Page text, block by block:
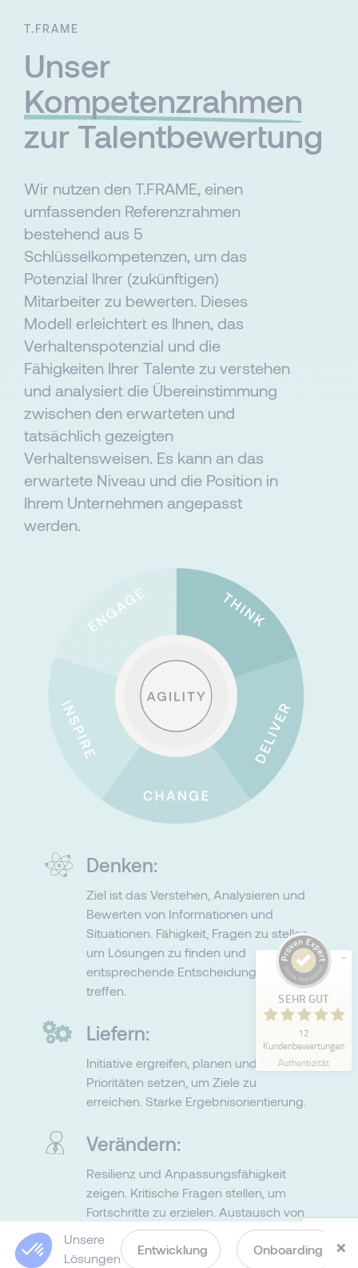
T.FRAME
Unser
Kompetenzrahmen
zur Talentbewertung
Wir nutzen den T.FRAME, einen
umfassenden Referenzrahmen
bestehend aus 5
Schlüsselkompetenzen, um das
Potenzial Ihrer (zukünftigen)
Mitarbeiter zu bewerten. Dieses
Modell erleichtert es Ihnen, das
Verhaltenspotenzial und die
Fähigkeiten Ihrer Talente zu verstehen
und analysiert die Übereinstimmung
zwischen den erwarteten und
tatsächlich gezeigten
Verhaltensweisen. Es kann an das
erwartete Niveau und die Position in
Ihrem Unternehmen angepasst
werden.
Denken:
Ziel ist das Verstehen, Analysieren und
Bewerten von Informationen und
Situationen. Fähigkeit, Fragen zu stellen,
um Lösungen zu finden und
entsprechende Entscheidungen zu
treffen.
Liefern:
Initiative ergreifen, planen und
Prioritäten setzen, um Ziele zu
erreichen. Starke Ergebnisorientierung.
Verändern:
Resilienz und Anpassungsfähigkeit
zeigen. Kritische Fragen stellen, um
Fortschritte zu erzielen. Austausch von
Ideen und Innovationen zur
Verbesserung der Arbeitsmethoden.
Unsere
Lösungen
Entwicklung Onboarding ×
SEHR GUT
12
Kundenbewertungen
Authentizität
Kundenbewertungen und Erfahrungen zu
Morgan Philips Talent Consulting
100
%
SEHR GUT
5,00
12
Bewertungen auf ProvenExpert.com
Blick aufs ProvenExpert-Profil werfen
07.05.2026